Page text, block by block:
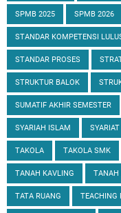
SPMB 2025 SPMB 2026
STANDAR KOMPETENSI
STANDAR PROSES
STRUKTUR BALOK
SUMATIF AKHIR SEMESTER
SYARIAH ISLAM
TAKOLA TAKOLA SMK
TANAH KAVLING TANAH
TATA RUANG TEACHING